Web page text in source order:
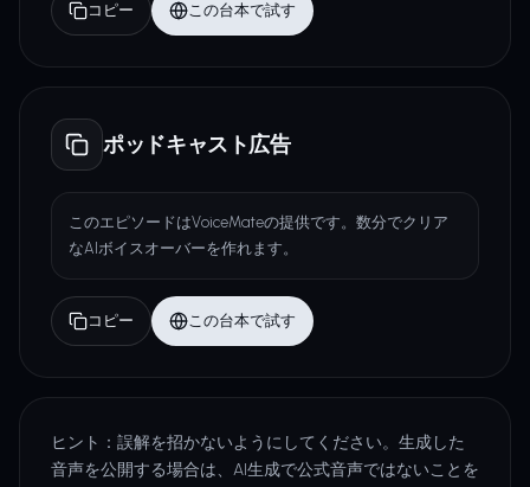
コピー この台本で試す
ポッドキャスト広告
このエピソードはVoiceMateの提供です。数分でクリア
なAIボイスオーバーを作れます。
コピー この台本で試す
ヒント：誤解を招かないようにしてください。生成した
音声を公開する場合は、AI生成で公式音声ではないことを